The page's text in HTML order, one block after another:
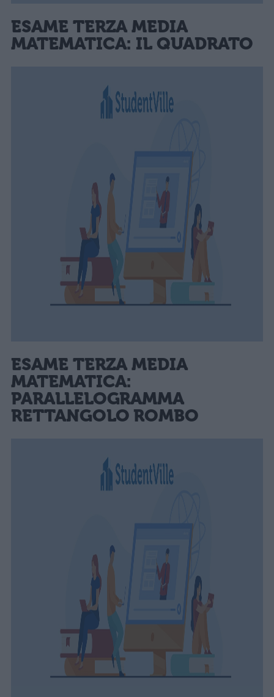
ESAME TERZA MEDIA
MATEMATICA: IL QUADRATO
ESAME TERZA MEDIA
MATEMATICA:
PARALLELOGRAMMA
RETTANGOLO ROMBO